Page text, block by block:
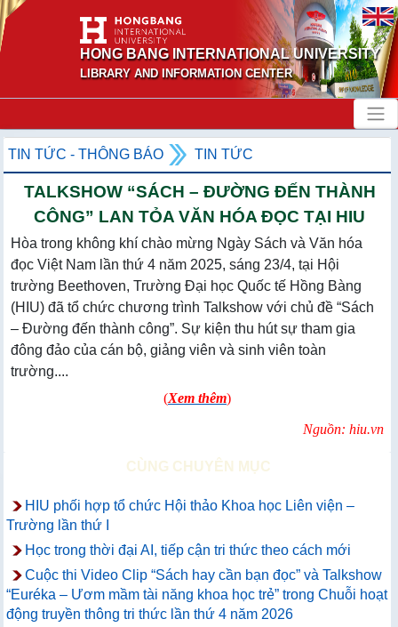
HONG BANG INTERNATIONAL UNIVERSITY
LIBRARY AND INFORMATION CENTER
TIN TỨC - THÔNG BÁO TIN TỨC
TALKSHOW “SÁCH – ĐƯỜNG ĐẾN THÀNH
CÔNG” LAN TỎA VĂN HÓA ĐỌC TẠI HIU
Hòa trong không khí chào mừng Ngày Sách và Văn hóa
đọc Việt Nam lần thứ 4 năm 2025, sáng 23/4, tại Hội
trường Beethoven, Trường Đại học Quốc tế Hồng Bàng
(HIU) đã tổ chức chương trình Talkshow với chủ đề “Sách
– Đường đến thành công”. Sự kiện thu hút sự tham gia
đông đảo của cán bộ, giảng viên và sinh viên toàn
trường....
(Xem thêm)
Nguồn: hiu.vn
CÙNG CHUYÊN MỤC
HIU phối hợp tổ chức Hội thảo Khoa học Liên viện –
Trường lần thứ I
Học trong thời đại AI, tiếp cận tri thức theo cách mới
Cuộc thi Video Clip “Sách hay cần bạn đọc” và Talkshow
“Euréka – Ươm mầm tài năng khoa học trẻ” trong Chuỗi hoạt
động truyền thông tri thức lần thứ 4 năm 2026